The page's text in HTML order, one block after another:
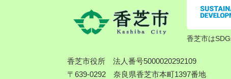
香芝市は
香芝市役所
法人番号5000020292109
〒639-0292 奈良県香芝市本町1397番地